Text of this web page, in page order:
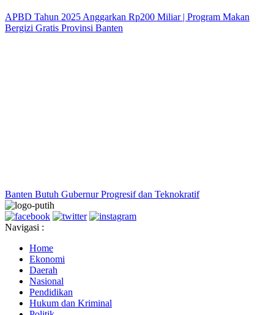
APBD Tahun 2025 Anggarkan Rp200 Miliar | Program Makan
Bergizi Gratis Provinsi Banten
Banten Butuh Gubernur Progresif dan Teknokratif
Navigasi :
Home
Ekonomi
Daerah
Nasional
Pendidikan
Hukum dan Kriminal